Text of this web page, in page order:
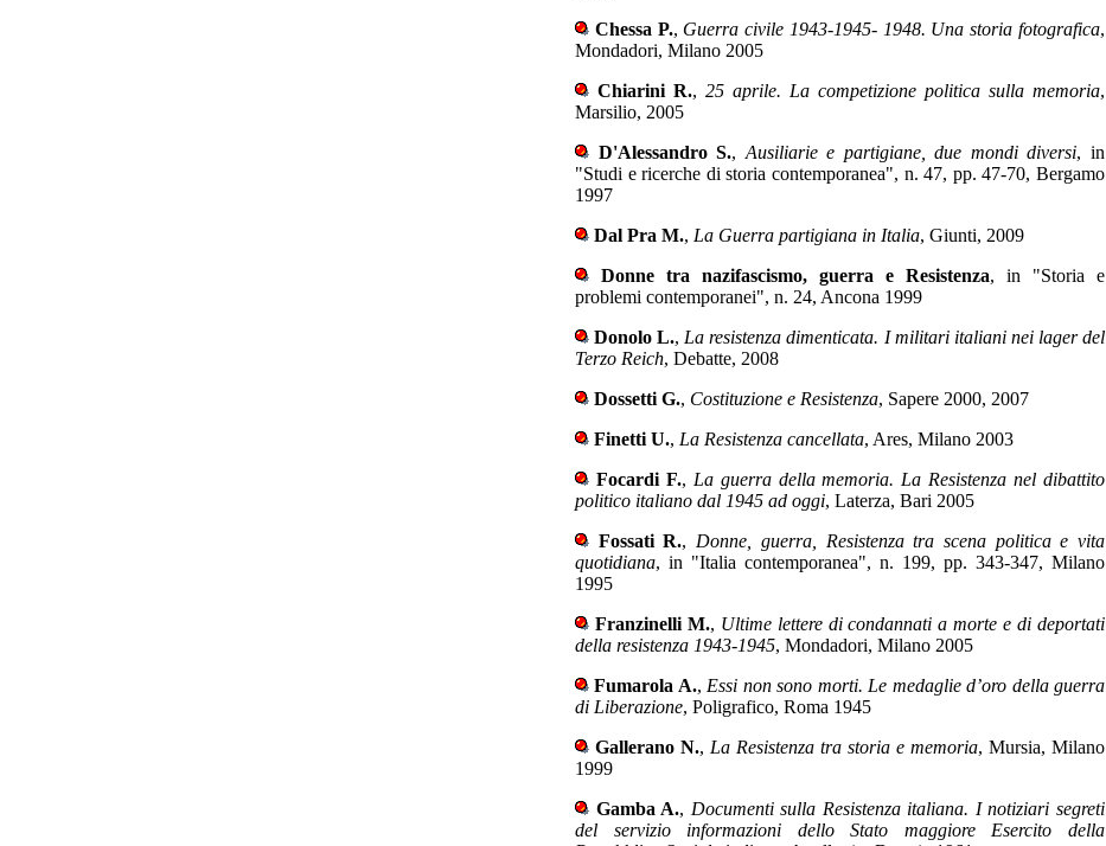
Chessa P., Guerra civile 1943-1945- 1948. Una storia fotografica,
Mondadori, Milano 2005
Chiarini R., 25 aprile. La competizione politica sulla memoria,
Marsilio, 2005
D'Alessandro S., Ausiliarie e partigiane, due mondi diversi, in
"Studi e ricerche di storia contemporanea", n. 47, pp. 47-70, Bergamo
1997
Dal Pra M., La Guerra partigiana in Italia, Giunti, 2009
Donne tra nazifascismo, guerra e Resistenza, in "Storia e
problemi contemporanei", n. 24, Ancona 1999
Donolo L., La resistenza dimenticata. I militari italiani nei lager del
Terzo Reich, Debatte, 2008
Dossetti G., Costituzione e Resistenza, Sapere 2000, 2007
Finetti U., La Resistenza cancellata, Ares, Milano 2003
Focardi F., La guerra della memoria. La Resistenza nel dibattito
politico italiano dal 1945 ad oggi, Laterza, Bari 2005
Fossati R., Donne, guerra, Resistenza tra scena politica e vita
quotidiana, in "Italia contemporanea", n. 199, pp. 343-347, Milano
1995
Franzinelli M., Ultime lettere di condannati a morte e di deportati
della resistenza 1943-1945, Mondadori, Milano 2005
Fumarola A., Essi non sono morti. Le medaglie d’oro della guerra
di Liberazione, Poligrafico, Roma 1945
Gallerano N., La Resistenza tra storia e memoria, Mursia, Milano
1999
Gamba A., Documenti sulla Resistenza italiana. I notiziari segreti
del servizio informazioni dello Stato maggiore Esercito della